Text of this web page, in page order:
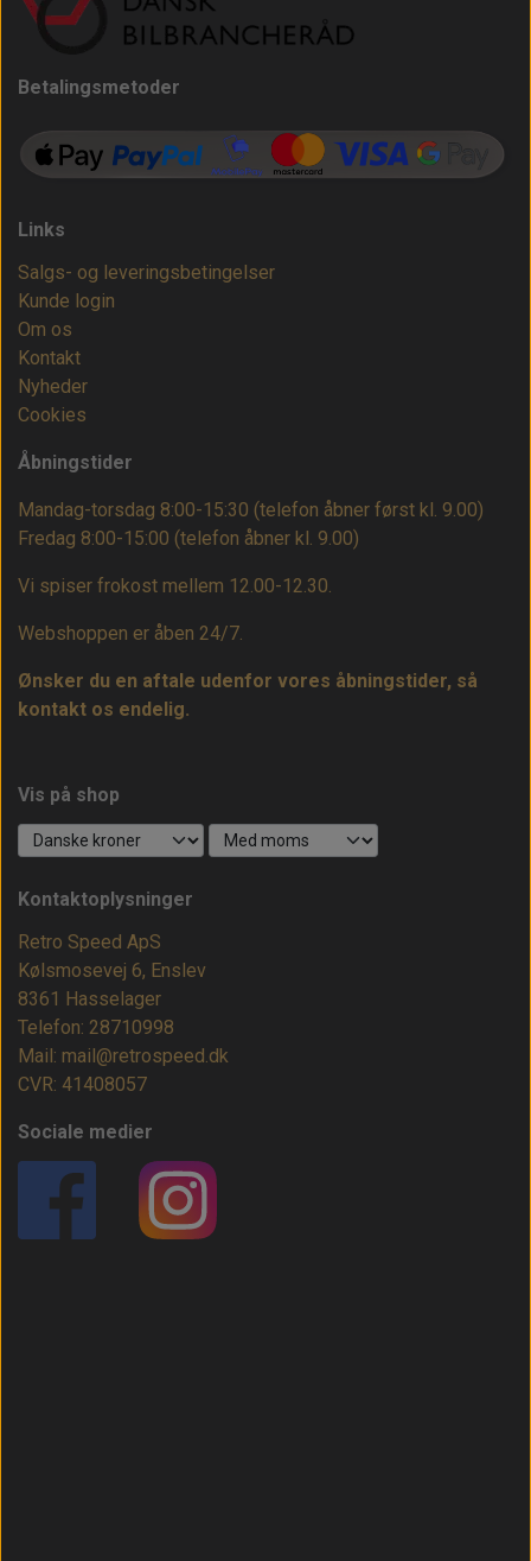
Betalingsmetoder
Links
Salgs- og leveringsbetingelser
Kunde login
Om os
Kontakt
Nyheder
Cookies
Åbningstider
Mandag-torsdag 8:00-15:30 (telefon åbner først kl. 9.00)
Fredag 8:00-15:00 (telefon åbner kl. 9.00)
Vi spiser frokost mellem 12.00-12.30.
Webshoppen er åben 24/7.
Ønsker du en aftale udenfor vores åbningstider, så
kontakt os endelig.
Vis på shop
Kontaktoplysninger
Retro Speed ApS
Kølsmosevej 6, Enslev
8361 Hasselager
Telefon: 28710998
Mail: mail@retrospeed.dk
CVR: 41408057
Sociale medier